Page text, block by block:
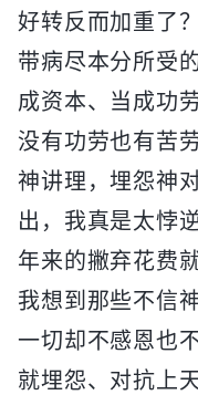
好转反而加重了
带病尽本分所受
成资本、当成功
没有功劳也有苦
神讲理，埋怨神
出，我真是太悖
年来的撇弃花费
我想到那些不信
一切却不感恩也
就埋怨、对抗上